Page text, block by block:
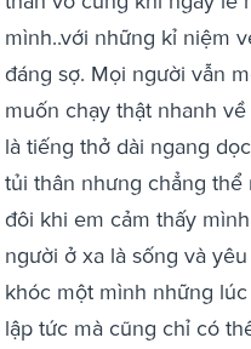
mình..với những kỉ niệm
đáng sợ. Mọi người vẫn
muốn chạy thật nhanh
là tiếng thở dài ngang
tủi thân nhưng chẳng
đôi khi em cảm thấy
người ở xa là sống và
khóc một mình những
lập tức mà cũng chỉ có